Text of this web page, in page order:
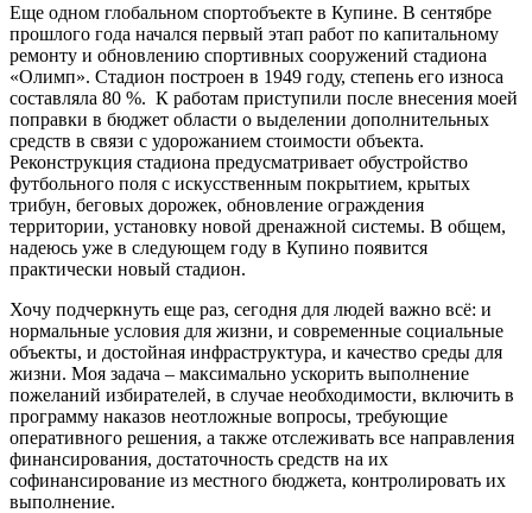
Еще одном глобальном спортобъекте в Купине. В сентябре
прошлого года начался первый этап работ по капитальному
ремонту и обновлению спортивных сооружений стадиона
«Олимп». Стадион построен в 1949 году, степень его износа
составляла 80 %. К работам приступили после внесения моей
поправки в бюджет области о выделении дополнительных
средств в связи с удорожанием стоимости объекта.
Реконструкция стадиона предусматривает обустройство
футбольного поля с искусственным покрытием, крытых
трибун, беговых дорожек, обновление ограждения
территории, установку новой дренажной системы. В общем,
надеюсь уже в следующем году в Купино появится
практически новый стадион.
Хочу подчеркнуть еще раз, сегодня для людей важно всё: и
нормальные условия для жизни, и современные социальные
объекты, и достойная инфраструктура, и качество среды для
жизни. Моя задача – максимально ускорить выполнение
пожеланий избирателей, в случае необходимости, включить в
программу наказов неотложные вопросы, требующие
оперативного решения, а также отслеживать все направления
финансирования, достаточность средств на их
софинансирование из местного бюджета, контролировать их
выполнение.